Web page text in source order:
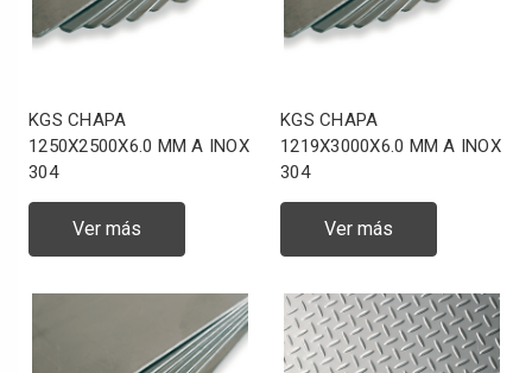
KGS CHAPA
1250X2500X6.0 MM A INOX
304
Ver más
KGS CHAPA
1219X3000X6.0 MM A INOX
304
Ver más